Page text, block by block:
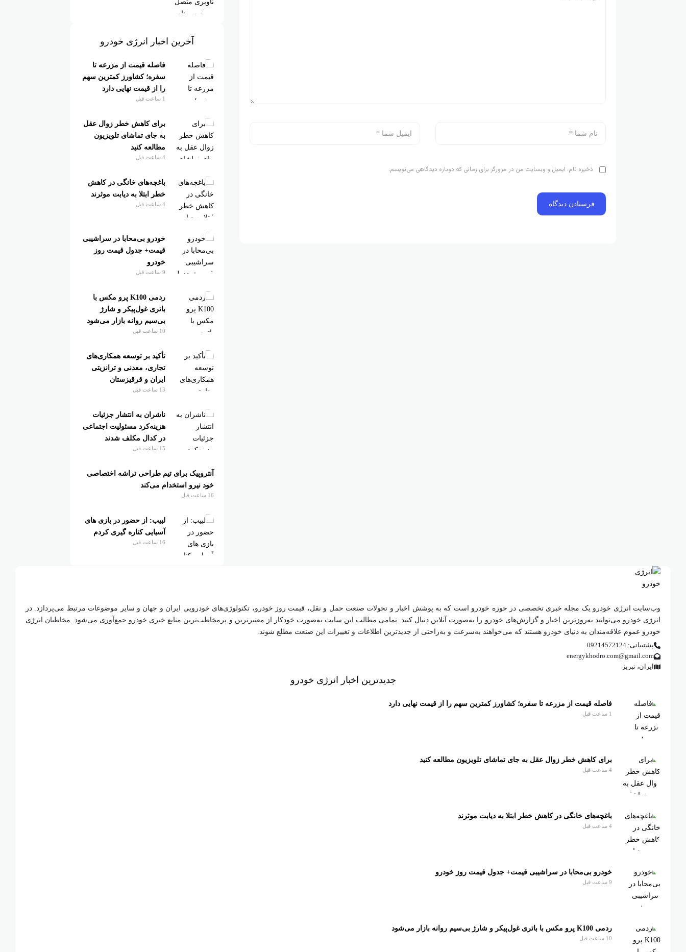
ذخیره نام، ایمیل و وبسایت من در مرورگر برای زمانی که دوباره دیدگاهی می‌نویسم.
آخرین اخبار انرژی خودرو
فاصله قیمت از مزرعه تا
سفره؛ کشاورز کمترین سهم
را از قیمت نهایی دارد
1 ساعت قبل
برای کاهش خطر زوال عقل
به جای تماشای تلویزیون
مطالعه کنید
4 ساعت قبل
باغچه‌های خانگی در کاهش
خطر ابتلا به دیابت موثرند
4 ساعت قبل
خودرو بی‌محابا در سراشیبی
قیمت+ جدول قیمت روز
خودرو
9 ساعت قبل
ردمی K100 پرو مکس با
باتری غول‌پیکر و شارژ
بی‌سیم روانه بازار می‌شود
10 ساعت قبل
تأکید بر توسعه همکاری‌های
تجاری، معدنی و ترانزیتی
ایران و قرقیزستان
13 ساعت قبل
ناشران به انتشار جزئیات
هزینه‌کرد مسئولیت اجتماعی
در کدال مکلف شدند
15 ساعت قبل
آنتروپیک برای تیم طراحی تراشه اختصاصی
خود نیرو استخدام می‌کند
16 ساعت قبل
لبیب: از حضور در بازی های
آسیایی کناره گیری کردم
16 ساعت قبل
وب‌سایت انرژی خودرو یک مجله خبری تخصصی در حوزه خودرو است که به پوشش اخبار و تحولات صنعت حمل و نقل، قیمت روز خودرو، تکنولوژی‌های خودرویی ایران و جهان و سایر موضوعات مرتبط می‌پردازد. در
انرژی خودرو می‌توانید به‌روزترین اخبار و گزارش‌های خودرو را به‌صورت آنلاین دنبال کنید. تمامی مطالب این سایت به‌صورت خودکار از معتبرترین و پرمخاطب‌ترین منابع خبری خودرو جمع‌آوری می‌شود. مخاطبان انرژی
خودرو عموم علاقه‌مندان به دنیای خودرو هستند که می‌خواهند به‌سرعت و به‌راحتی از جدیدترین اطلاعات و تغییرات این صنعت مطلع شوند.
پشتیبانی: 09214572124
energykhodro.com@gmail.com
ایران، تبریز
جدیدترین اخبار انرژی خودرو
فاصله قیمت از مزرعه تا سفره؛ کشاورز کمترین سهم را از قیمت نهایی دارد
1 ساعت قبل
برای کاهش خطر زوال عقل به جای تماشای تلویزیون مطالعه کنید
4 ساعت قبل
باغچه‌های خانگی در کاهش خطر ابتلا به دیابت موثرند
4 ساعت قبل
خودرو بی‌محابا در سراشیبی قیمت+ جدول قیمت روز خودرو
9 ساعت قبل
ردمی K100 پرو مکس با باتری غول‌پیکر و شارژ بی‌سیم روانه بازار می‌شود
10 ساعت قبل